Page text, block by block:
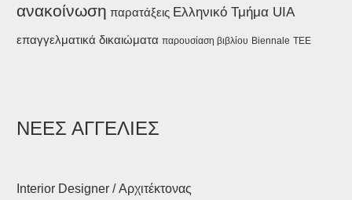
ανακοίνωση παρατάξεις Ελληνικό Τμήμα UIA
επαγγελματικά δικαιώματα παρουσίαση βιβλίου Biennale ΤΕΕ
ΝΕΕΣ ΑΓΓΕΛΙΕΣ
Interior Designer / Αρχιτέκτονας